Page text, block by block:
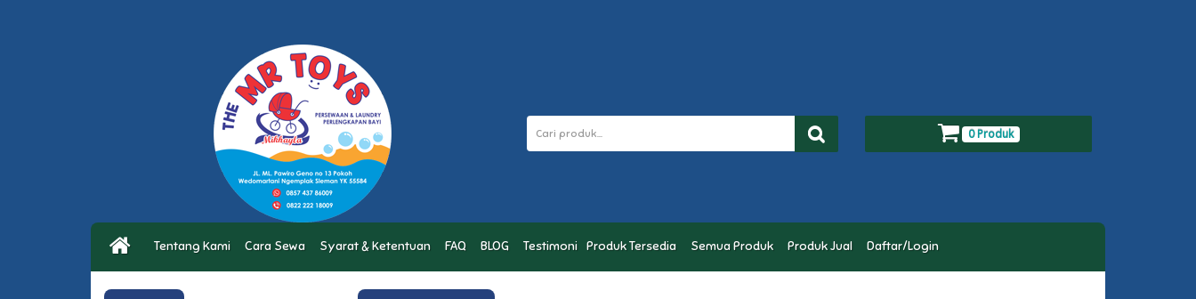
0 Produk
Tentang Kami Cara Sewa Syarat & Ketentuan FAQ BLOG Testimoni Produk Tersedia Semua Produk Produk Jual Daftar/Login